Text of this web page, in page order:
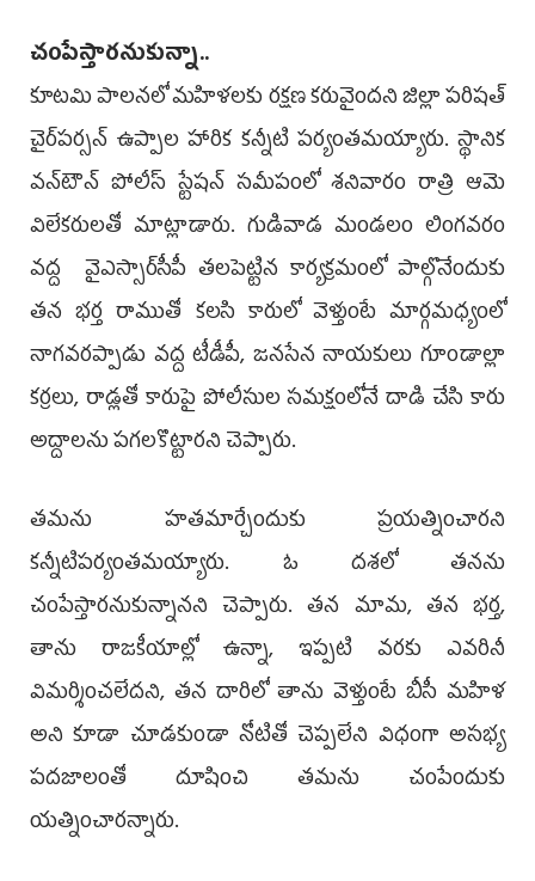
చంపేస్తారనుకున్నా..
కూటమి పాలనలో మహిళలకు రక్షణ కరువైందని జిల్లా పరిషత్‌
చైర్‌పర్సన్‌ ఉప్పాల హారిక కన్నీటి పర్యంతమయ్యారు. స్థానిక
వన్‌టౌన్‌ పోలీస్‌ స్టేషన్‌ సమీపంలో శనివారం రాత్రి ఆమె
విలేకరులతో మాట్లాడారు. గుడివాడ మండలం లింగవరం
వద్ద వైఎస్సార్‌సీపీ తలపెట్టిన కార్యక్రమంలో పాల్గొనేందుకు
తన భర్త రాముతో కలసి కారులో వెళ్తుంటే మార్గమధ్యంలో
నాగవరప్పాడు వద్ద టీడీపీ, జనసేన నాయకులు గూండాల్లా
కర్రలు, రాడ్లతో కారుపై పోలీసుల సమక్షంలోనే దాడి చేసి కారు
అద్దాలను పగలకొట్టారని చెప్పారు.
తమను హతమార్చేందుకు ప్రయత్నించారని
కన్నీటిపర్యంతమయ్యారు. ఓ దశలో తనను
చంపేస్తారనుకున్నానని చెప్పారు. తన మామ, తన భర్త,
తాను రాజకీయాల్లో ఉన్నా, ఇప్పటి వరకు ఎవరినీ
విమర్శించలేదని, తన దారిలో తాను వెళ్తుంటే బీసీ మహిళ
అని కూడా చూడకుండా నోటితో చెప్పలేని విధంగా అసభ్య
పదజాలంతో దూషించి తమను చంపేందుకు
యత్నించారన్నారు.